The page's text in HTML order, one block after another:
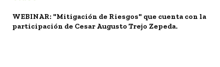
WEBINAR: "Mitigación de Riesgos" que cuenta con la
participación de Cesar Augusto Trejo Zepeda.